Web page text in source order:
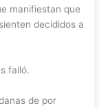
manifiestan que
decididos a
falló.
de por